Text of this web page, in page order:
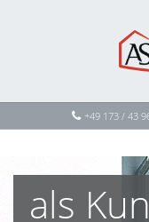
+49 173 / 43
als